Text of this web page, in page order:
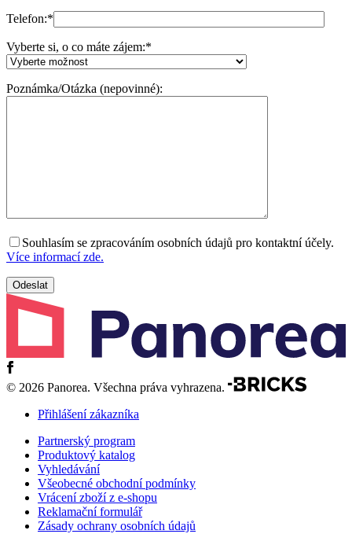
Telefon:*
Vyberte si, o co máte zájem:*
Poznámka/Otázka (nepovinné):
Souhlasím se zpracováním osobních údajů pro kontaktní účely.
Více informací zde.
© 2026 Panorea. Všechna práva vyhrazena.
Přihlášení zákazníka
Partnerský program
Produktový katalog
Vyhledávání
Všeobecné obchodní podmínky
Vrácení zboží z e-shopu
Reklamační formulář
Zásady ochrany osobních údajů